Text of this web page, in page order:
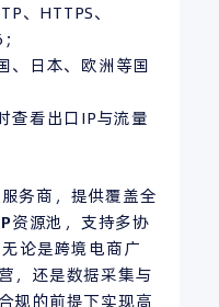
、HTTPS、
、日本、欧洲等国
查看出口IP与流量
务商，提供覆盖全
资源池，支持多协
论是跨境电商广
，还是数据采集与
规的前提下实现高